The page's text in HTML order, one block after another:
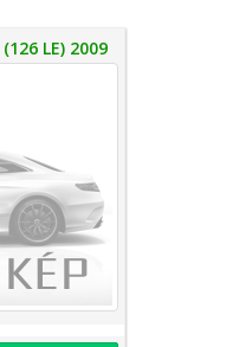
(126 LE) 2009